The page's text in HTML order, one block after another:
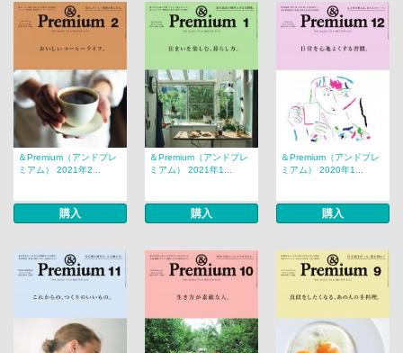
＆Premium（アンドプレ
ミアム） 2021年2...
購入
＆Premium（アンドプレ
ミアム） 2021年1...
購入
＆Premium（アンドプレ
ミアム） 2020年1...
購入